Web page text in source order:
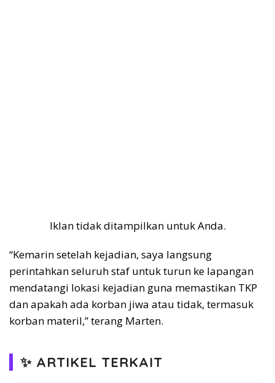
Iklan tidak ditampilkan untuk Anda.
“Kemarin setelah kejadian, saya langsung
perintahkan seluruh staf untuk turun ke lapangan
mendatangi lokasi kejadian guna memastikan TKP
dan apakah ada korban jiwa atau tidak, termasuk
korban materil,” terang Marten.
✨ ARTIKEL TERKAIT